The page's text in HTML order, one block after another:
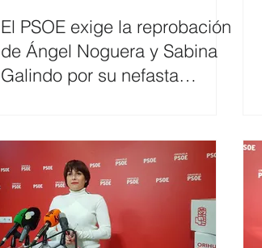
El PSOE exige la reprobación
de Ángel Noguera y Sabina
Galindo por su nefasta